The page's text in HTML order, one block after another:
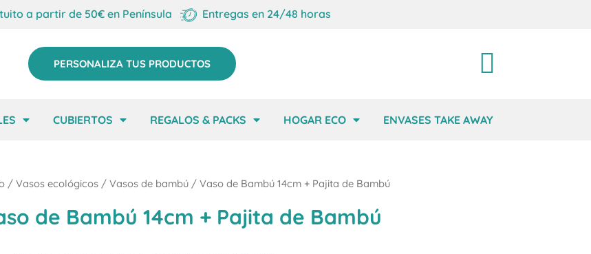
a partir de 50€ en Península Entregas en 24/48 horas
PERSONALIZA TUS PRODUCTOS Carrito
CUBIERTOS REGALOS & PACKS HOGAR ECO ENVASES TAKE AWAY
/ Vasos ecológicos / Vasos de bambú / Vaso de Bambú 14cm + Pajita de Bambú
de Bambú 14cm + Pajita de Bambú